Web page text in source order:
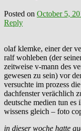
Posted on October 5,
Reply
olaf klemke, einer der
ralf wohleben (der
zeitweise v-mann des
gewesen zu sein) vor
versuchte im prozess
dachfenster verächlich
deutsche medien tun es
wissens gleich – foto
in dieser woche hatte